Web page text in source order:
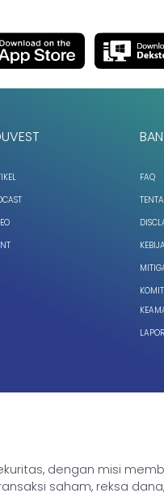
FAQ
dengan misi
saham, reksa